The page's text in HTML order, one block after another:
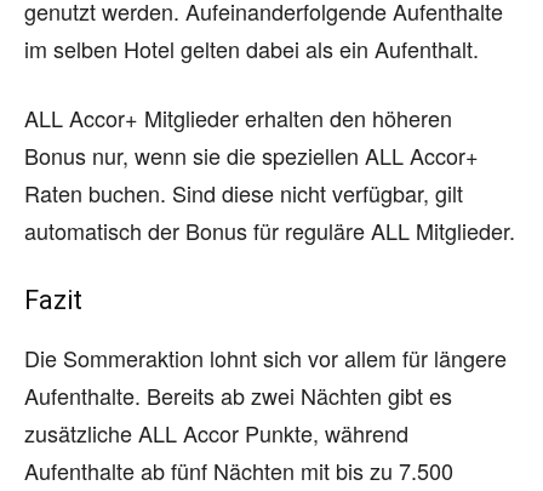
genutzt werden. Aufeinanderfolgende Aufenthalte
im selben Hotel gelten dabei als ein Aufenthalt.
ALL Accor+ Mitglieder erhalten den höheren
Bonus nur, wenn sie die speziellen ALL Accor+
Raten buchen. Sind diese nicht verfügbar, gilt
automatisch der Bonus für reguläre ALL Mitglieder.
Fazit
Die Sommeraktion lohnt sich vor allem für längere
Aufenthalte. Bereits ab zwei Nächten gibt es
zusätzliche ALL Accor Punkte, während
Aufenthalte ab fünf Nächten mit bis zu 7.500